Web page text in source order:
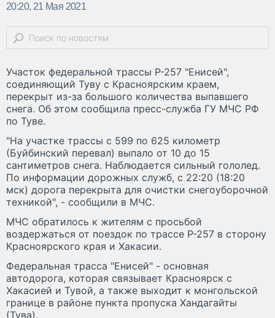
20:20, 21 Мая 2021
Участок федеральной трассы Р-257 "Енисей",
соединяющий Туву с Красноярским краем,
перекрыт из-за большого количества выпавшего
снега. Об этом сообщила пресс-служба ГУ МЧС РФ
по Туве.
"На участке трассы с 599 по 625 километр
(Буйбинский перевал) выпало от 10 до 15
сантиметров снега. Наблюдается сильный гололед.
По информации дорожных служб, c 22:20 (18:20
мск) дорога перекрыта для очистки снегоуборочной
техникой", - сообщили в МЧС.
МЧС обратилось к жителям с просьбой
воздержаться от поездок по трассе Р-257 в сторону
Красноярского края и Хакасии.
Федеральная трасса "Енисей" - основная
автодорога, которая связывает Красноярск с
Хакасией и Тувой, а также выходит к монгольской
границе в районе пункта пропуска Хандагайты
(Тува).